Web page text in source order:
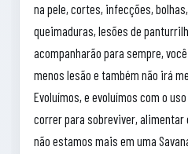
na pele, cortes, infecções,
queimaduras, lesões de
acompanharão para sempre,
menos lesão e também não irá
Evoluímos, e evoluímos com o
correr para sobreviver, alimentar
não estamos mais em uma